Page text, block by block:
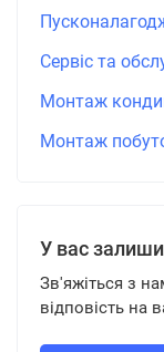
Сервіс та
Монтаж
Монтаж
У вас
Зв'яжіться з
відповість на